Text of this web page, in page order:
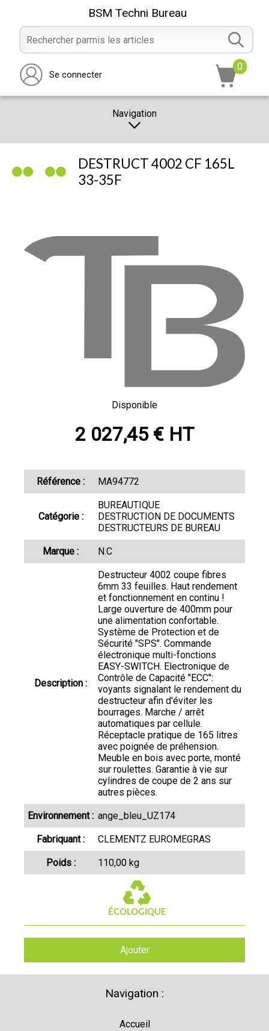
BSM Techni Bureau
Se connecter
0
Navigation
PROMOTION
DESTRUCT 4002 CF 165L
33-35F
Disponible
2 027,45 € HT
Référence : MA94772
Catégorie :
BUREAUTIQUE
DESTRUCTION DE DOCUMENTS
DESTRUCTEURS DE BUREAU
Marque : N.C
Description :
Destructeur 4002 coupe fibres
6mm 33 feuilles. Haut rendement
et fonctionnement en continu !
Large ouverture de 400mm pour
une alimentation confortable.
Système de Protection et de
Sécurité "SPS". Commande
électronique multi-fonctions
EASY-SWITCH. Electronique de
Contrôle de Capacité "ECC":
voyants signalant le rendement du
destructeur afin d'éviter les
bourrages. Marche / arrêt
automatiques par cellule.
Réceptacle pratique de 165 litres
avec poignée de préhension.
Meuble en bois avec porte, monté
sur roulettes. Garantie à vie sur
cylindres de coupe de 2 ans sur
autres pièces.
Environnement : ange_bleu_UZ174
Fabriquant : CLEMENTZ EUROMEGRAS
Poids : 110,00 kg
Ajouter
Navigation :
Accueil